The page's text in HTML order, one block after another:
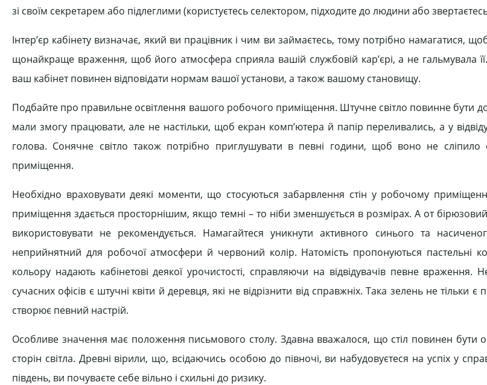
зі своїм секретарем або підлеглими (користуєтесь селектором, підходите до людини або
Інтер’єр кабінету визначає, який ви працівник і чим ви займаєтесь, тому потрібно намагатися,
щонайкраще враження, щоб його атмосфера сприяла вашій службовій кар’єрі, а не гальмувала
ваш кабінет повинен відповідати нормам вашої установи, а також вашому становищу.
Подбайте про правильне освітлення вашого робочого приміщення. Штучне світло повинне бути
мали змогу працювати, але не настільки, щоб екран комп’ютера й папір переливались, а у
голова. Сонячне світло також потрібно приглушувати в певні години, щоб воно не сліпило
приміщення.
Необхідно враховувати деякі моменти, що стосуються забарвлення стін у робочому
приміщення здається просторнішим, якщо темні – то ніби зменшується в розмірах. А от
використовувати не рекомендується. Намагайтеся уникнути активного синього та
неприйнятний для робочої атмосфери й червоний колір. Натомість пропонуються пастельні
кольору надають кабінетові деякої урочистості, справляючи на відвідувачів певне враження.
сучасних офісів є штучні квіти й деревця, які не відрізнити від справжніх. Така зелень не тільки
створює певний настрій.
Особливе значення має положення письмового столу. Здавна вважалося, що стіл повинен бути
сторін світла. Древні вірили, що, всідаючись особою до півночі, ви набудовуєтеся на успіх у
південь, ви почуваєте себе вільно і схильні до ризику.